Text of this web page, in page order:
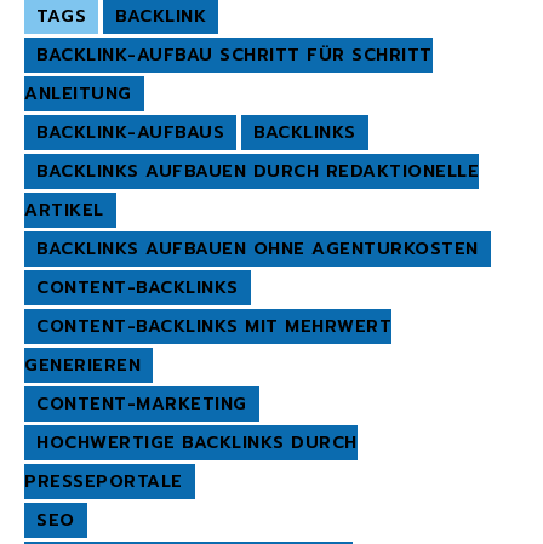
TAGS
BACKLINK
BACKLINK-AUFBAU SCHRITT FÜR SCHRITT
ANLEITUNG
BACKLINK-AUFBAUS
BACKLINKS
BACKLINKS AUFBAUEN DURCH REDAKTIONELLE
ARTIKEL
BACKLINKS AUFBAUEN OHNE AGENTURKOSTEN
CONTENT-BACKLINKS
CONTENT-BACKLINKS MIT MEHRWERT
GENERIEREN
CONTENT-MARKETING
HOCHWERTIGE BACKLINKS DURCH
PRESSEPORTALE
SEO